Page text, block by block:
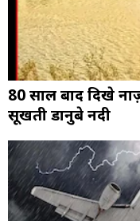
80 साल बाद दिखे
सूखती डानुबे नदी